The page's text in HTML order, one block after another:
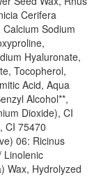
Cerifera
Sodium
Hyaluronate,
Tocopherol,
Acid, Aqua
Alcohol**,
Dioxide), CI
CI 75470
06: Ricinus
Linolenic
Wax, Hydrolyzed